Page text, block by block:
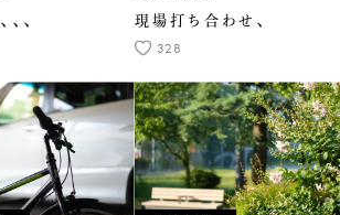
、 現場打ち合わせ、
328